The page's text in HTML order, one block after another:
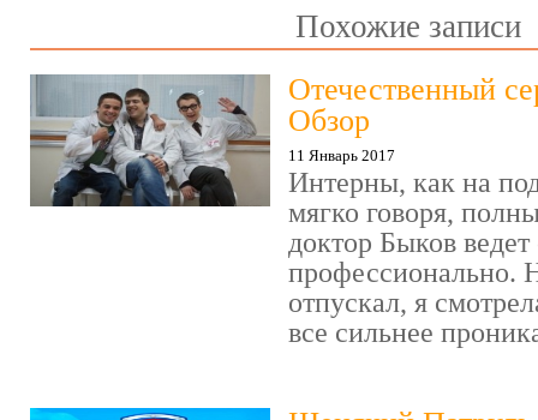
Похожие записи
Отечественный
Обзор
11 Январь 2017
Интерны, как на
мягко говоря,
доктор Быков ведет
профессионально.
отпускал, я
все сильнее